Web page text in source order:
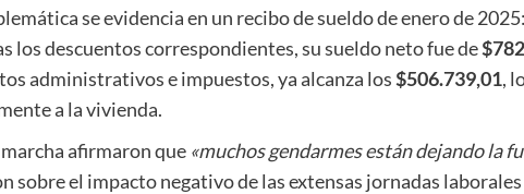
se evidencia en un recibo de sueldo de enero de
los descuentos correspondientes, su sueldo neto fue de
administrativos e impuestos, ya alcanza los$506.739,01,
a la vivienda.
afirmaron que «muchos gendarmes están dejando la
sobre el impacto negativo de las extensas jornadas